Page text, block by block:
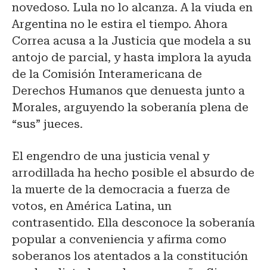
novedoso. Lula no lo alcanza. A la viuda en
Argentina no le estira el tiempo. Ahora
Correa acusa a la Justicia que modela a su
antojo de parcial, y hasta implora la ayuda
de la Comisión Interamericana de
Derechos Humanos que denuesta junto a
Morales, arguyendo la soberanía plena de
“sus” jueces.
El engendro de una justicia venal y
arrodillada ha hecho posible el absurdo de
la muerte de la democracia a fuerza de
votos, en América Latina, un
contrasentido. Ella desconoce la soberanía
popular a conveniencia y afirma como
soberanos los atentados a la constitución